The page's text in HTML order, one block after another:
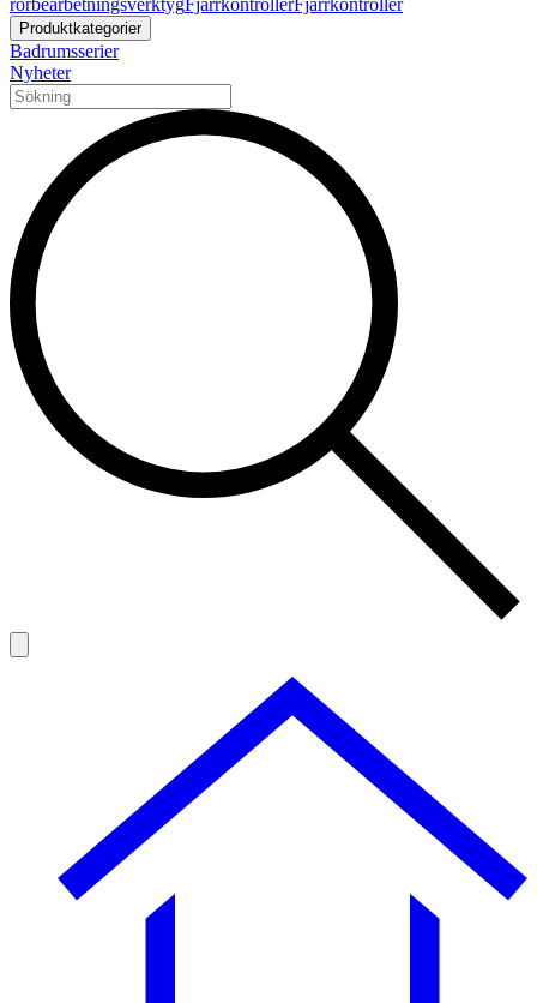
rörbearbetningsverktygFjärrkontrollerFjärrkontroller
Produktkategorier
Badrumsserier
Nyheter